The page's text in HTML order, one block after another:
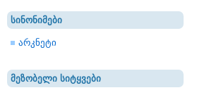
სინონიმები
არკნეტი
მეზობელი სიტყვები